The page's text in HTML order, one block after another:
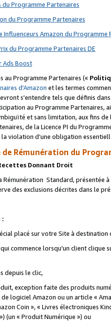
du Programme Partenaires
du Programme Partenaires
Amazon du Programme
du Programme Partenaires DE
Ads Boost
au Programme Partenaires («
d'Amazon et les termes
s'entendre tels que définis
au Programme Partenaires,
et sans limitation, aux fins
de la Licence PI du
violation d’une obligation
de Rémunération du
Donnant Droit
Rémunération Standard, présentée
des exclusions décrites dans le
:
placé sur votre Site à destination
commence lorsqu'un client
depuis le clic,
exception faite des produits
logiciel Amazon ou un article «
Coin », « Livres électroniques
(un « Produit Numérique ») ou